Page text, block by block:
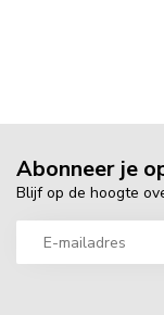
Abonneer je
Blijf op de hoogte